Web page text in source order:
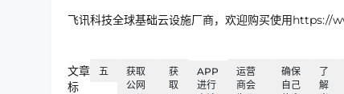
飞讯科技全球基础云设施厂商，欢迎购买使用
文章
标
五
获取
公网
获
取
APP
进行
运营
商会
确保
自己
了
解